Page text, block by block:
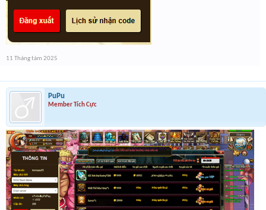
11 Tháng tám 2025
PuPu
Member Tích Cực